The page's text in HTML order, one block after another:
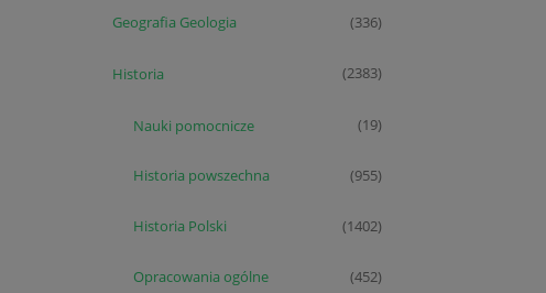
Geografia Geologia (336)
Historia (2383)
Nauki pomocnicze (19)
Historia powszechna (955)
Historia Polski (1402)
Opracowania ogólne (452)